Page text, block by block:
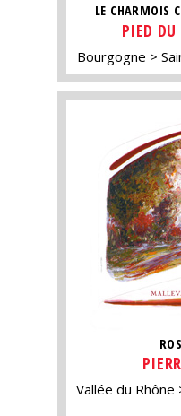
LE CHARMOIS
PIED
Bourgogne
Vallée du Rhône